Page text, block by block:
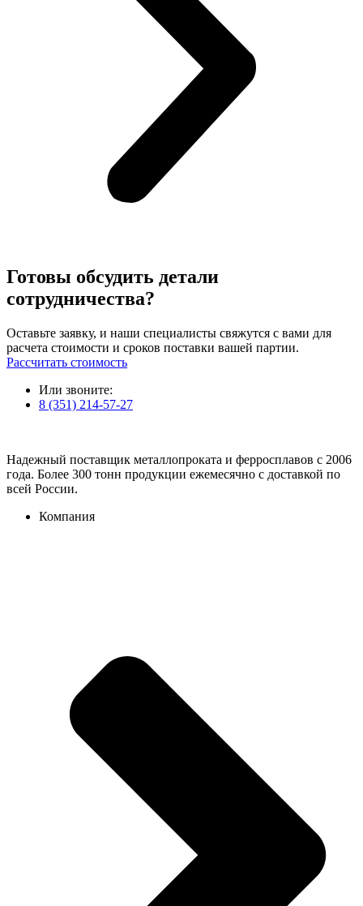
Готовы обсудить детали
сотрудничества?
Оставьте заявку, и наши специалисты свяжутся с вами для
расчета стоимости и сроков поставки вашей партии.
Рассчитать стоимость
Или звоните:
8 (351) 214-57-27
Надежный поставщик металлопроката и ферросплавов с 2006
года. Более 300 тонн продукции ежемесячно с доставкой по
всей России.
Компания